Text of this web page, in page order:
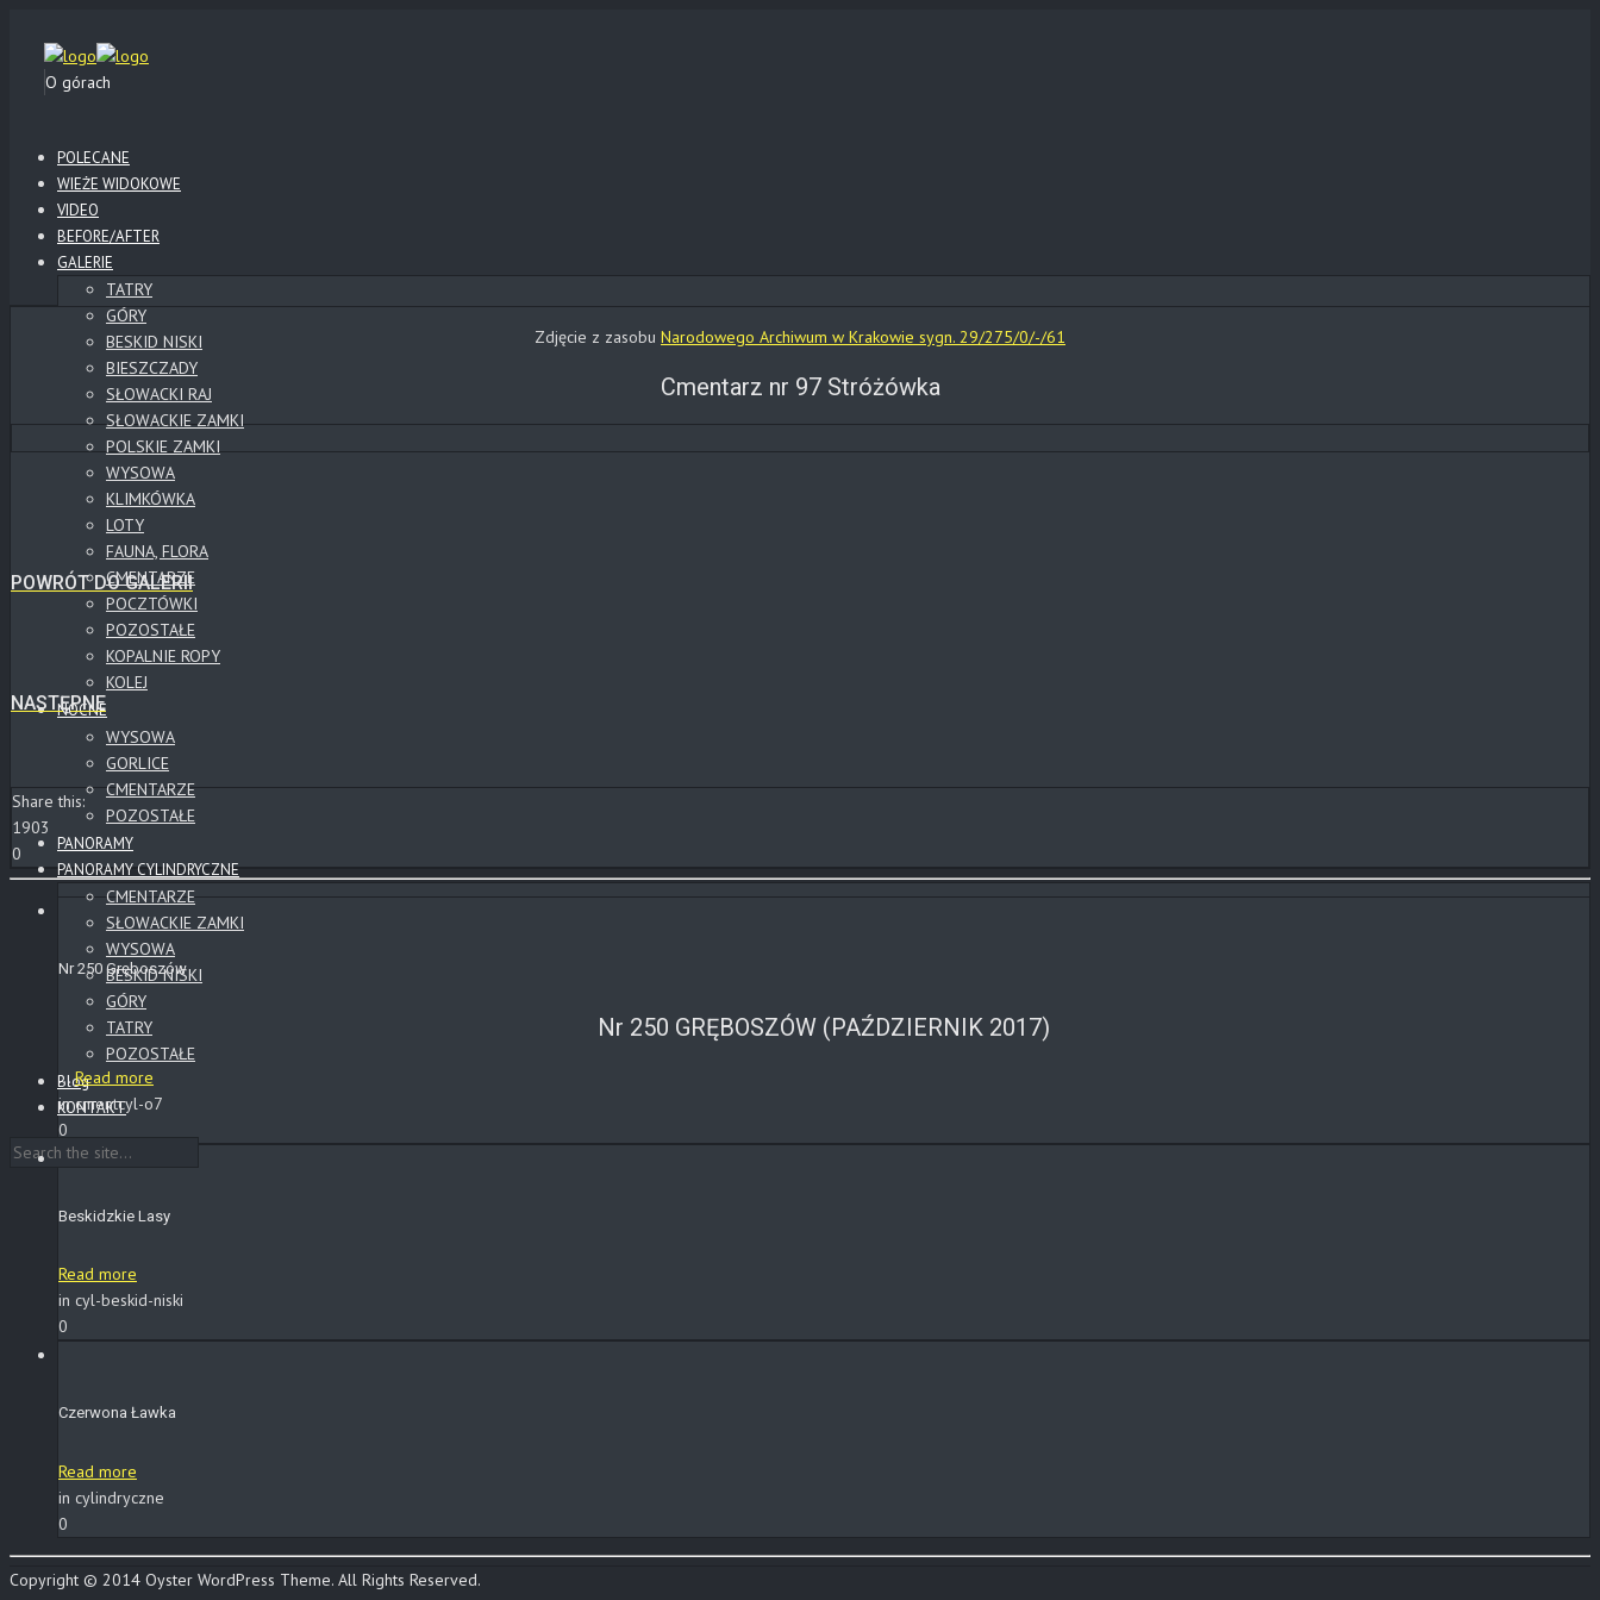
O górach
POLECANE
WIEŻE WIDOKOWE
VIDEO
BEFORE/AFTER
GALERIE
TATRY
GÓRY
BESKID NISKI
BIESZCZADY
SŁOWACKI RAJ
SŁOWACKIE ZAMKI
POLSKIE ZAMKI
WYSOWA
KLIMKÓWKA
LOTY
FAUNA, FLORA
CMENTARZE
POCZTÓWKI
POZOSTAŁE
KOPALNIE ROPY
KOLEJ
NOCNE
WYSOWA
GORLICE
CMENTARZE
POZOSTAŁE
PANORAMY
PANORAMY CYLINDRYCZNE
CMENTARZE
SŁOWACKIE ZAMKI
WYSOWA
BESKID NISKI
GÓRY
TATRY
POZOSTAŁE
Blog
KONTAKT
Zdjęcie z zasobu Narodowego Archiwum w Krakowie sygn. 29/275/0/-/61
Cmentarz nr 97 Stróżówka
POWRÓT DO GALERII
NASTĘPNE
Share this:
1903
0
Nr 250 Gręboszów
Nr 250 GRĘBOSZÓW (PAŹDZIERNIK 2017)
...Read more
in cmentcyl-o7
0
Beskidzkie Lasy
Read more
in cyl-beskid-niski
0
Czerwona Ławka
Read more
in cylindryczne
0
Copyright © 2014 Oyster WordPress Theme. All Rights Reserved.